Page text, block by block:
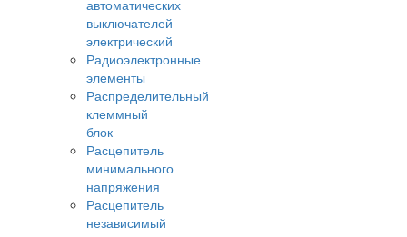
автоматических
выключателей
электрический
Радиоэлектронные
элементы
Распределительный
клеммный
блок
Расцепитель
минимального
напряжения
Расцепитель
независимый